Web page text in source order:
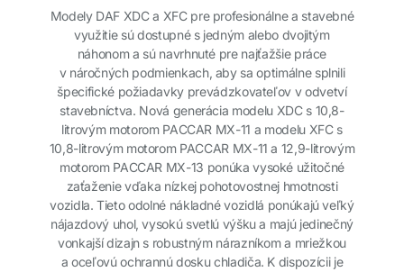
Modely DAF XDC a XFC pre profesionálne a stavebné
využitie sú dostupné s jedným alebo dvojitým
náhonom a sú navrhnuté pre najťažšie práce
v náročných podmienkach, aby sa optimálne splnili
špecifické požiadavky prevádzkovateľov v odvetví
stavebníctva. Nová generácia modelu XDC s 10,8-
litrovým motorom PACCAR MX-11 a modelu XFC s
10,8-litrovým motorom PACCAR MX-11 a 12,9-litrovým
motorom PACCAR MX-13 ponúka vysoké užitočné
zaťaženie vďaka nízkej pohotovostnej hmotnosti
vozidla. Tieto odolné nákladné vozidlá ponúkajú veľký
nájazdový uhol, vysokú svetlú výšku a majú jedinečný
vonkajší dizajn s robustným nárazníkom a mriežkou
a oceľovú ochrannú dosku chladiča. K dispozícii je